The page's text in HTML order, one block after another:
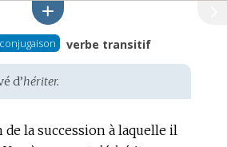
conjugaison verbe transitif
d’hériter.
de la succession à laquelle il